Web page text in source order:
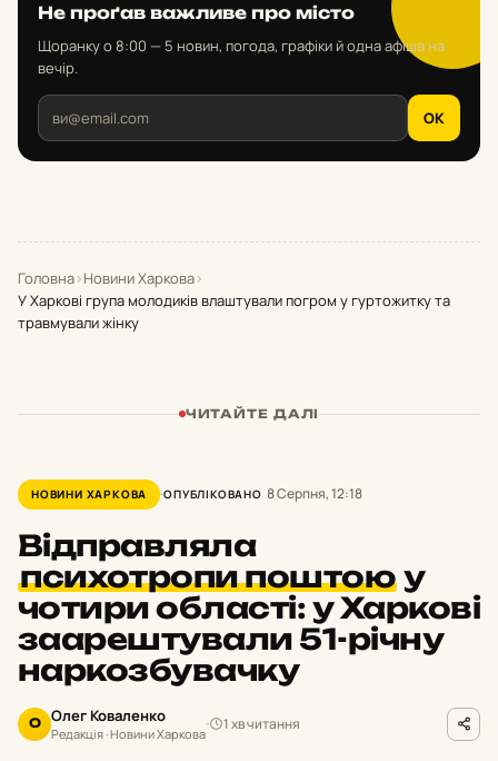
Не проґав важливе про місто
Щоранку о 8:00 — 5 новин, погода, графіки й одна афіша на
вечір.
OK
Головна›Новини Харкова›
У Харкові група молодиків влаштували погром у гуртожитку та
травмували жінку
ЧИТАЙТЕ ДАЛІ
НОВИНИ ХАРКОВА ОПУБЛІКОВАНО 8 Серпня, 12:18
Відправляла
психотропи поштою у
чотири області: у Харкові
заарештували 51-річну
наркозбувачку
О Олег Коваленко
Редакція · Новини Харкова
1 хв читання